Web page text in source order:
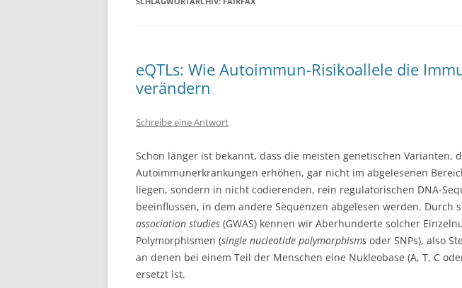
eQTLs: Wie Autoimmun-Risikoallele die
verändern
Schreibe eine Antwort
Schon länger ist bekannt, dass die meisten genetischen Varianten,
Autoimmunerkrankungen erhöhen, gar nicht im abgelesenen
liegen, sondern in nicht codierenden, rein regulatorischen DNA-
beeinflussen, in dem andere Sequenzen abgelesen werden. Durch
association studies (GWAS) kennen wir Aberhunderte solcher
Polymorphismen (single nucleotide polymorphisms oder SNPs), also
an denen bei einem Teil der Menschen eine Nukleobase (A, T, C
ersetzt ist.